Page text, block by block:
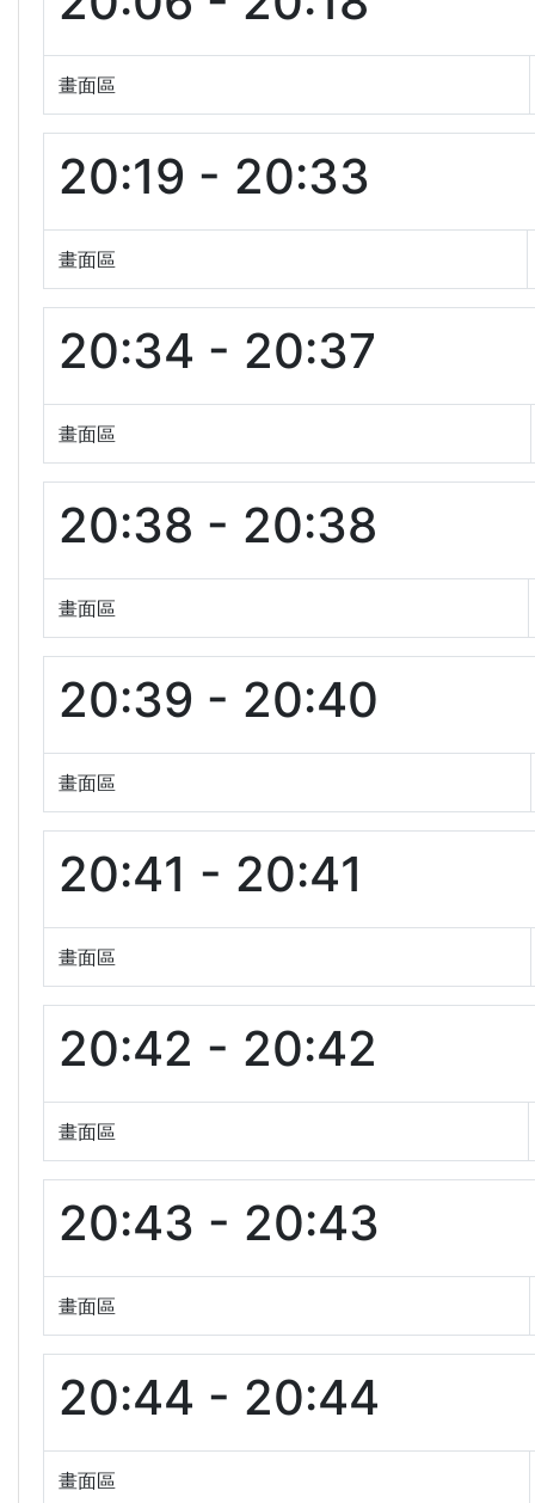
畫面區
20:19 - 20:33
畫面區
20:34 - 20:37
畫面區
20:38 - 20:38
畫面區
20:39 - 20:40
畫面區
20:41 - 20:41
畫面區
20:42 - 20:42
畫面區
20:43 - 20:43
畫面區
20:44 - 20:44
畫面區